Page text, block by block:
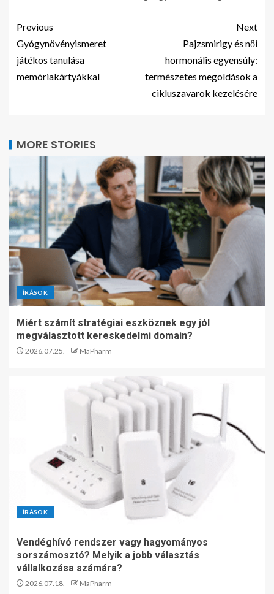
Previous
Gyógynövényismeret
játékos tanulása
memóriakártyákkal
Next
Pajzsmirigy és női
hormonális egyensúly:
természetes megoldások a
cikluszavarok kezelésére
MORE STORIES
ÍRÁSOK
Miért számít stratégiai eszköznek egy jól
megválasztott kereskedelmi domain?
2026.07.25. MaPharm
ÍRÁSOK
Vendéghívó rendszer vagy hagyományos
sorszámosztó? Melyik a jobb választás
vállalkozása számára?
2026.07.18. MaPharm